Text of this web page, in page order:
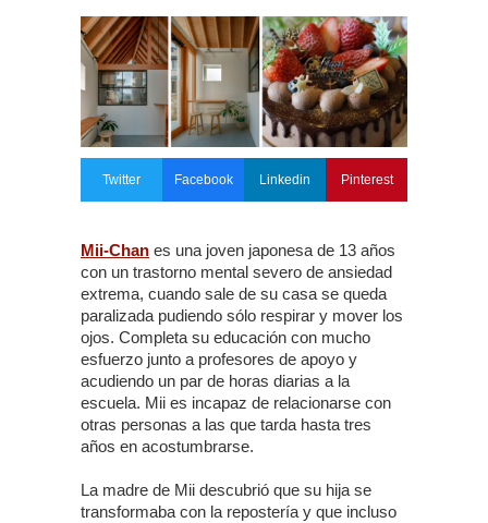
Twitter Facebook Linkedin Pinterest
Mii-Chan es una joven japonesa de 13 años
con un trastorno mental severo de ansiedad
extrema, cuando sale de su casa se queda
paralizada pudiendo sólo respirar y mover los
ojos. Completa su educación con mucho
esfuerzo junto a profesores de apoyo y
acudiendo un par de horas diarias a la
escuela. Mii es incapaz de relacionarse con
otras personas a las que tarda hasta tres
años en acostumbrarse.
La madre de Mii descubrió que su hija se
transformaba con la repostería y que incluso